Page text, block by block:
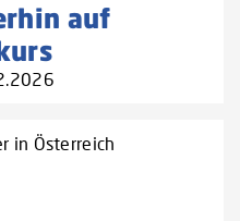
auf
in Österreich